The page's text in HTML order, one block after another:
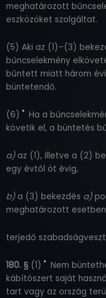
meghatározott
eszközöket szolgáltat.
(5) Aki az (1)–(3)
bűncselekmény
bűntett miatt három
büntetendő.
(6) * Ha a
követik el, a büntetés
a) az (1), illetve a (2)
egy évtől öt évig,
b) a (3) bekezdés a)
meghatározott
terjedő
180. § (1) * Nem
kábítószert saját
tart vagy az ország